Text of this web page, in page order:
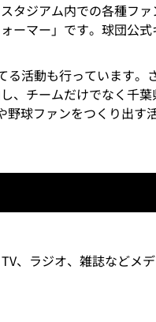
タジアム内での各種フ
ーマー」です。球団公
活動も行っています。
、チームだけでなく千
球ファンをつくり出す
、ラジオ、雑誌などメ